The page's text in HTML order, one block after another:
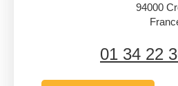
94000
01 34 22